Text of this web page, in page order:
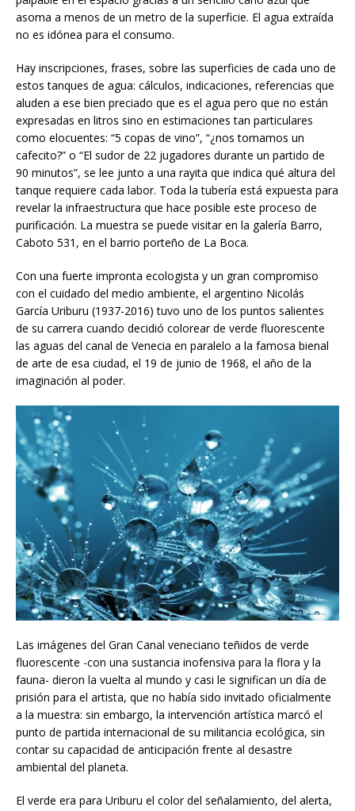
asoma a menos de un metro de la superficie. El agua extraída
no es idónea para el consumo.
Hay inscripciones, frases, sobre las superficies de cada uno de
estos tanques de agua: cálculos, indicaciones, referencias que
aluden a ese bien preciado que es el agua pero que no están
expresadas en litros sino en estimaciones tan particulares
como elocuentes: “5 copas de vino”, “¿nos tomamos un
cafecito?” o “El sudor de 22 jugadores durante un partido de
90 minutos”, se lee junto a una rayita que indica qué altura del
tanque requiere cada labor. Toda la tubería está expuesta para
revelar la infraestructura que hace posible este proceso de
purificación. La muestra se puede visitar en la galería Barro,
Caboto 531, en el barrio porteño de La Boca.
Con una fuerte impronta ecologista y un gran compromiso
con el cuidado del medio ambiente, el argentino Nicolás
García Uriburu (1937-2016) tuvo uno de los puntos salientes
de su carrera cuando decidió colorear de verde fluorescente
las aguas del canal de Venecia en paralelo a la famosa bienal
de arte de esa ciudad, el 19 de junio de 1968, el año de la
imaginación al poder.
Las imágenes del Gran Canal veneciano teñidos de verde
fluorescente -con una sustancia inofensiva para la flora y la
fauna- dieron la vuelta al mundo y casi le significan un día de
prisión para el artista, que no había sido invitado oficialmente
a la muestra: sin embargo, la intervención artística marcó el
punto de partida internacional de su militancia ecológica, sin
contar su capacidad de anticipación frente al desastre
ambiental del planeta.
El verde era para Uriburu el color del señalamiento, del alerta,